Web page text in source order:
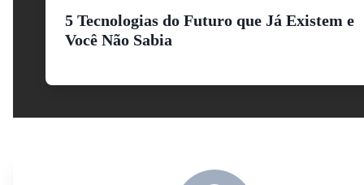
5 Tecnologias do Futuro que Já Existem e
Você Não Sabia